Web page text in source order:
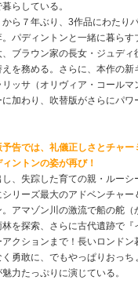
らしている。
ら７年ぶり、3作品にわたり
パディントンと一緒に暮ら
ブラウン家の長女・ジュデ
を務める。さらに、本作の新
ッサ（オリヴィア・コール
加わり、吹替版がさらにパワ
告では、礼儀正しさとチャ
ントンの姿が再び！
、失踪した育ての親・ルーシ
リーズ最大のアドベンチャー
アマゾン川の激流で船の舵（
を探索、さらに古代遺跡で『
クションまで！長いロンドン
勇敢に、でもやっぱりおっち
力たっぷりに演じている。